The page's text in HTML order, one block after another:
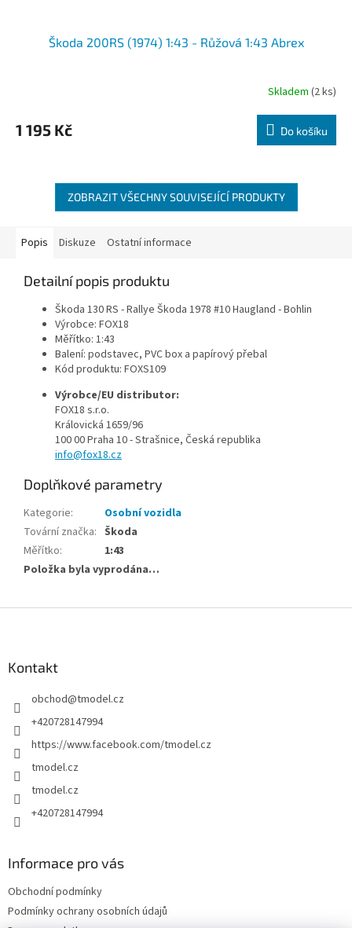
Škoda 200RS (1974) 1:43 - Růžová 1:43 Abrex
Skladem (2 ks)
1 195 Kč Do košíku
ZOBRAZIT VŠECHNY SOUVISEJÍCÍ PRODUKTY
Popis Diskuze Ostatní informace
Detailní popis produktu
Škoda 130 RS - Rallye Škoda 1978 #10 Haugland - Bohlin
Výrobce: FOX18
Měřítko: 1:43
Balení: podstavec, PVC box a papírový přebal
Kód produktu: FOXS109
Výrobce/EU distributor:
FOX18 s.r.o.
Královická 1659/96
100 00 Praha 10 - Strašnice, Česká republika
info@fox18.cz
Doplňkové parametry
Kategorie:
Osobní vozidla
Tovární značka: Škoda
Měřítko:
1:43
Položka byla vyprodána…
Kontakt
obchod@tmodel.cz
+420728147994
https://www.facebook.com/tmodel.cz
tmodel.cz
tmodel.cz
+420728147994
Informace pro vás
Obchodní podmínky
Podmínky ochrany osobních údajů